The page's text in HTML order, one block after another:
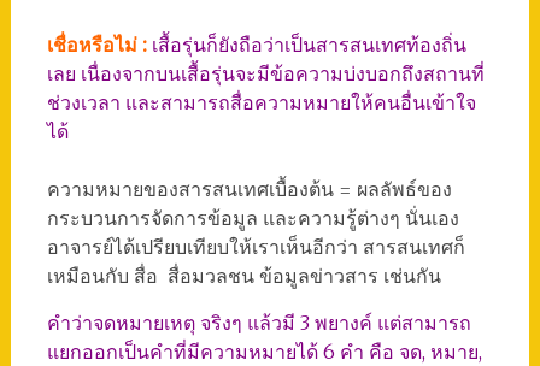
เชื่อหรือไม่ : เสื้อรุ่นก็ยังถือว่าเป็นสารสนเทศท้องถิ่น
เลย เนื่องจากบนเสื้อรุ่นจะมีข้อความบ่งบอกถึงสถานที่
ช่วงเวลา และสามารถสื่อความหมายให้คนอื่นเข้าใจ
ได้
ความหมายของสารสนเทศเบื้องต้น = ผลลัพธ์ของ
กระบวนการจัดการข้อมูล และความรู้ต่างๆ นั่นเอง
อาจารย์ได้เปรียบเทียบให้เราเห็นอีกว่า สารสนเทศก็
เหมือนกับ สื่อ สื่อมวลชน ข้อมูลข่าวสาร เช่นกัน
คำว่าจดหมายเหตุ จริงๆ แล้วมี 3 พยางค์ แต่สามารถ
แยกออกเป็นคำที่มีความหมายได้ 6 คำ คือ จด, หมาย,